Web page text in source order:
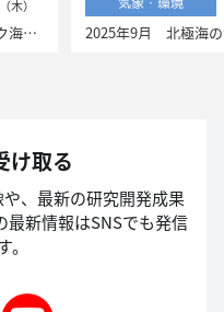
（木）
いぶきGW/AMSR3が捉えたオホーツク海の流氷
け取る
、最新の研究開発成果
最新情報はSNSでも発信
。